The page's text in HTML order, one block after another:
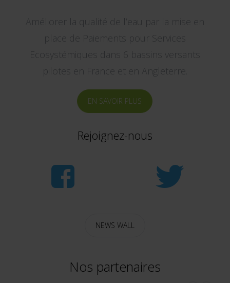
Améliorer la qualité de l’eau par la mise en
place de Paiements pour Services
Ecosystémiques dans 6 bassins versants
pilotes en France et en Angleterre.
EN SAVOIR PLUS
Rejoignez-nous
NEWS WALL
Nos partenaires